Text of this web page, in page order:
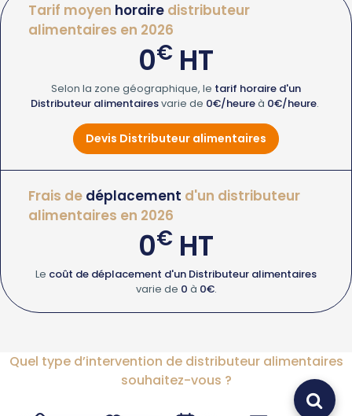
Tarif moyen horaire distributeur
alimentaires en 2026
0€ HT
Selon la zone géographique, le tarif horaire d'un
Distributeur alimentairesvarie de 0€/heureà 0€/heure.
Devis Distributeur alimentaires
Frais de déplacement d'un distributeur
alimentaires en 2026
0€ HT
Le coût de déplacement d'un Distributeur alimentaires
varie de 0 à 0€.
Quel type d’intervention de distributeur alimentaires
souhaitez-vous ?